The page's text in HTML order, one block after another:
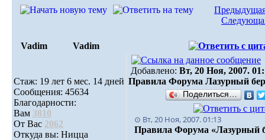
Vadim Vadim
Стаж: 19 лет 6 мес. 14 дней
Сообщения: 45634
Благодарности:
Вам 3810
От Вас 2062
Откуда вы: Ницца
Добавлено: Вт, 20 Ноя, 2007.
Правила Форума Лазурный
Поделиться…
⊙ Вт, 20 Ноя, 2007. 01:13
Правила Форума «Лазурный